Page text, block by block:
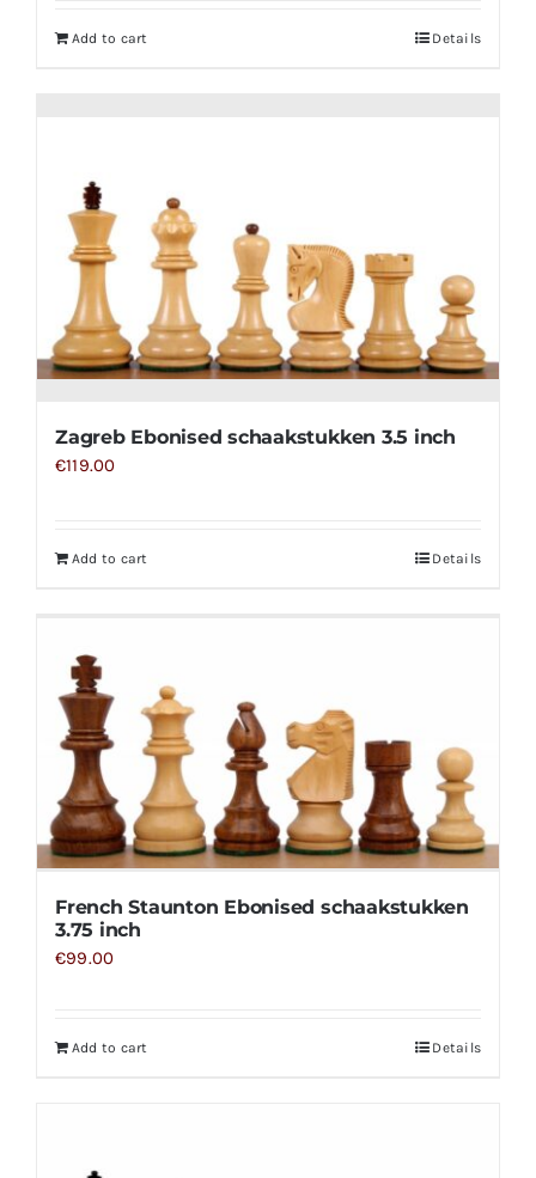
Add to cart Details
Zagreb Ebonised schaakstukken 3.5 inch
€119.00
Add to cart Details
French Staunton Ebonised schaakstukken
3.75 inch
€99.00
Add to cart Details